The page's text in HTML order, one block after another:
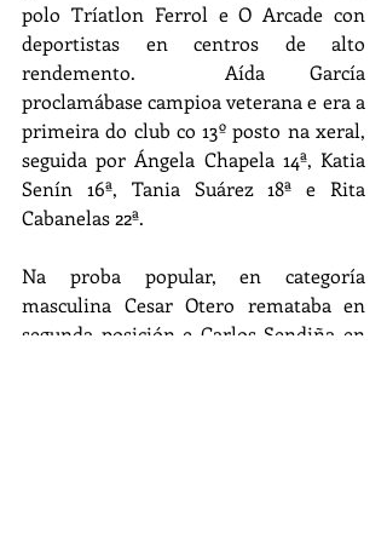
polo Tríatlon Ferrol e O Arcade con
deportistas en centros de alto
rendemento.  Aída García
proclamábase campioa veterana e era a
primeira do club co 13º posto na xeral,
seguida por Ángela Chapela 14ª, Katia
Senín 16ª, Tania Suárez 18ª e Rita
Cabanelas 22ª.
Na proba popular, en categoría
masculina Cesar Otero remataba en
segunda posición e Carlos Sendiña en